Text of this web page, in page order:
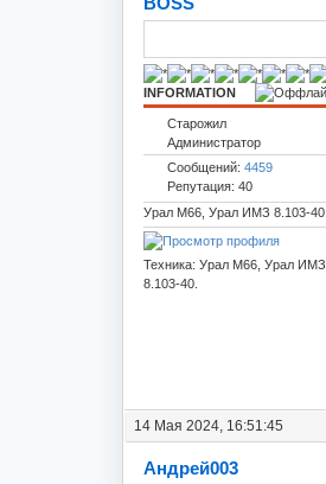
INFORMATION
Старожил
Администратор
Сообщений: 4459
Репутация: 40
Урал М66, Урал ИМЗ 8.103-40.
Техника: Урал М66, Урал ИМЗ
8.103-40.
14 Мая 2024, 16:51:45
Андрей003